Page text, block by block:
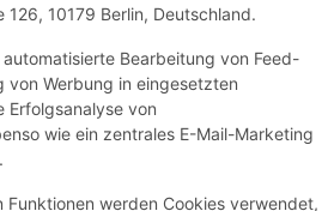
126, 10179 Berlin, Deutschland.
Bearbeitung von Feed-
von Werbung in eingesetzten
Erfolgsanalyse von
wie ein zentrales E-Mail-Marketing
Funktionen werden Cookies verwendet,